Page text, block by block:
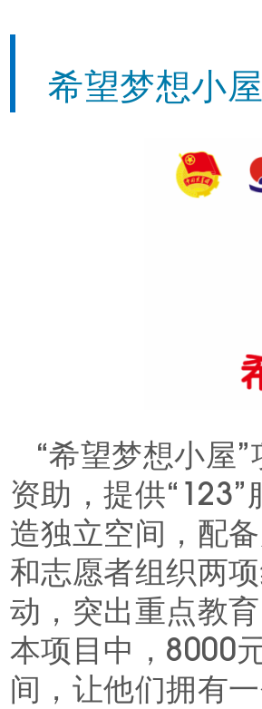
希望梦想小
“希望梦想小屋
资助，提供
造独立空间，配
和志愿者组织两
动，突出重点教
本项目中，8000
间，让他们拥有